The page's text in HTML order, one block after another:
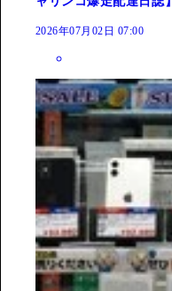
2026年07月02日 07:00